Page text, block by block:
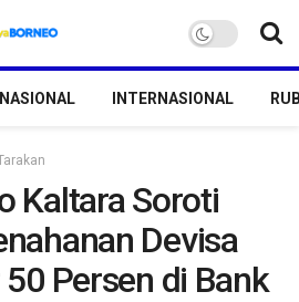
NASIONAL INTERNASIONAL
Kaltara Soroti
Devisa
Persen di Bank